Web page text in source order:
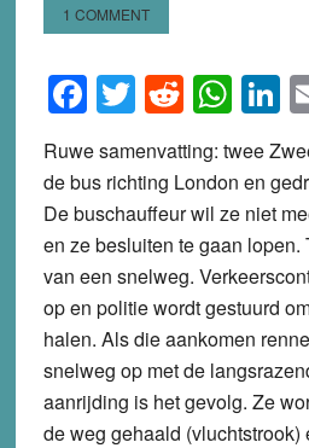
1 COMMENT
Facebook
Twitter
Reddit
Ruwe samenvatting: twee
de bus richting London en
De buschauffeur wil ze niet
en ze besluiten te gaan
van een snelweg.
op en politie wordt gestuurd
halen. Als die aankomen
snelweg op met de
aanrijding is het gevolg. Ze
de weg gehaald